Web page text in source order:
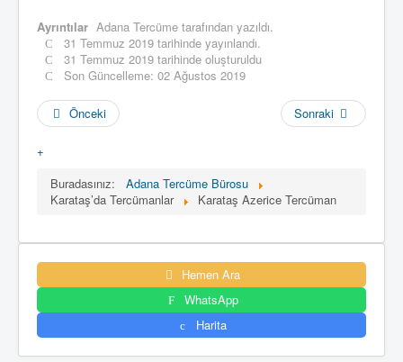
Ayrıntılar Adana Tercüme tarafından yazıldı.
31 Temmuz 2019 tarihinde yayınlandı.
31 Temmuz 2019 tarihinde oluşturuldu
Son Güncelleme: 02 Ağustos 2019
Önceki Sonraki
+
Buradasınız:
Adana Tercüme Bürosu
Karataş’da Tercümanlar
Karataş Azerice Tercüman
Hemen Ara
WhatsApp
Harita